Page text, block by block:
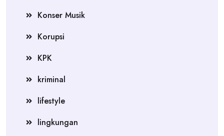
Konser Musik
Korupsi
KPK
kriminal
lifestyle
lingkungan